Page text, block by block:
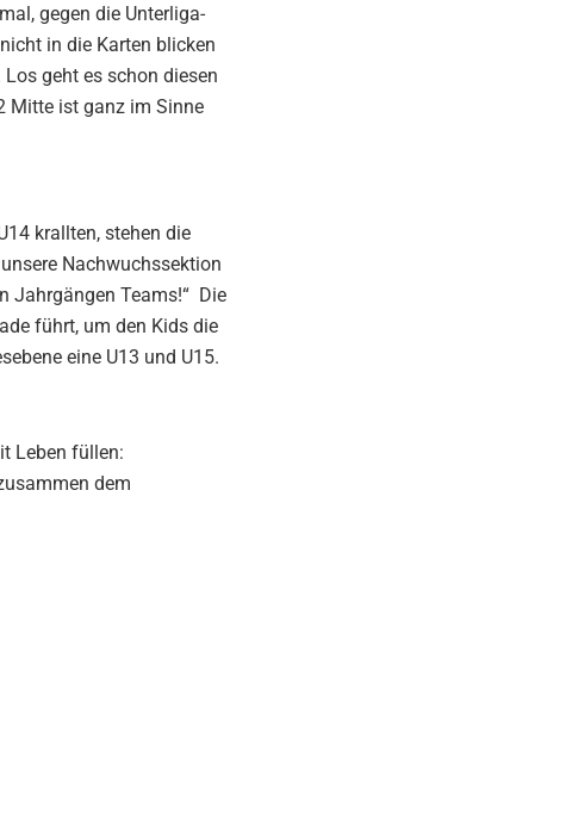
gegen die Unterliga-
in die Karten blicken
geht es schon diesen
Mitte ist ganz im Sinne
krallten, stehen die
Nachwuchssektion
Jahrgängen Teams!“ Die
führt, um den Kids die
eine U13 und U15.
Leben füllen:
dem